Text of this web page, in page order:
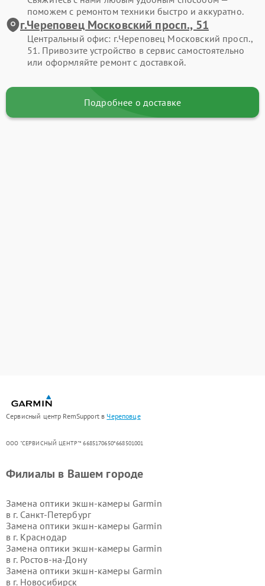
поможем с ремонтом техники быстро и аккуратно.
г.Череповец Московский просп., 51
Центральный офис: г.Череповец Московский просп.,
51. Привозите устройство в сервис самостоятельно
или оформляйте ремонт с доставкой.
Подробнее о доставке
Сервисный центр RemSupport вЧереповце
ООО "СЕРВИСНЫЙ ЦЕНТР"* 6685170650*668501001
Филиалы в Вашем городе
Замена оптики экшн-камеры Garmin
в г. Санкт-Петербург
Замена оптики экшн-камеры Garmin
в г. Краснодар
Замена оптики экшн-камеры Garmin
в г. Ростов-на-Дону
Замена оптики экшн-камеры Garmin
в г. Новосибирск